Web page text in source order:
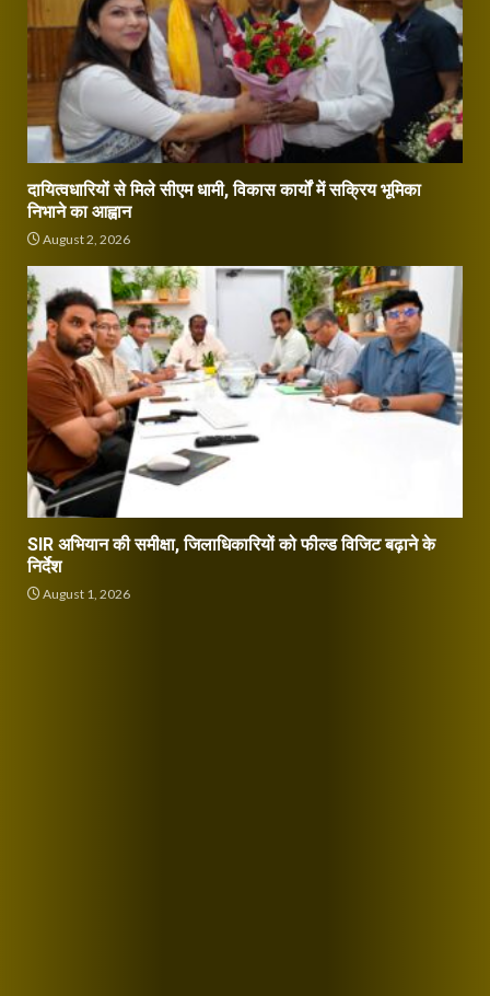
दायित्वधारियों से मिले सीएम धामी, विकास कार्यों में सक्रिय भूमिका
निभाने का आह्वान
August 2, 2026
SIR अभियान की समीक्षा, जिलाधिकारियों को फील्ड विजिट बढ़ाने के
निर्देश
August 1, 2026